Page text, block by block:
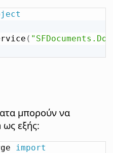
(
μπορούν να
εξής:
import